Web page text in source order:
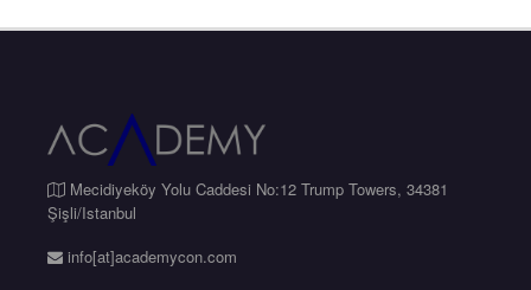
Mecidiyeköy Yolu Caddesi No:12 Trump Towers, 34381
Şişli/Istanbul
info[at]academycon.com